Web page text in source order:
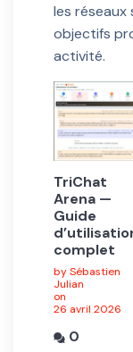
les
objectifs
activité.
TriChat
Arena —
Guide
complet
by Sébastien
Julian
on
26 avril 2026
0